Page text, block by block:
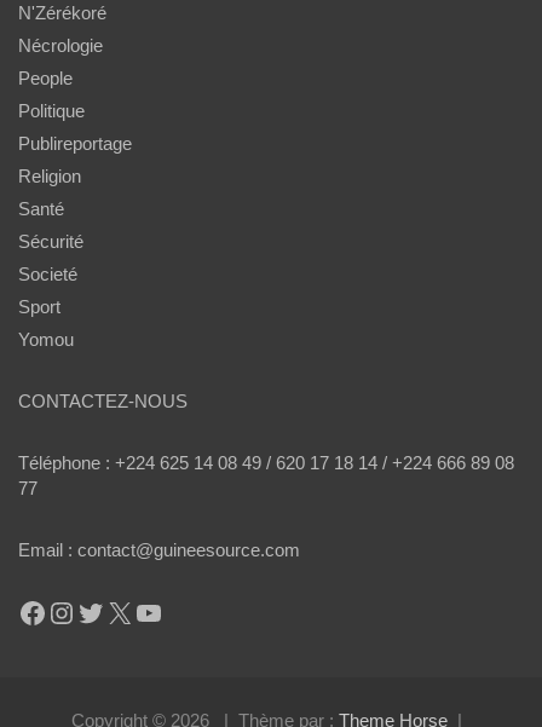
N'Zérékoré
Nécrologie
People
Politique
Publireportage
Religion
Santé
Sécurité
Societé
Sport
Yomou
CONTACTEZ-NOUS
Téléphone : +224 625 14 08 49 / 620 17 18 14 / +224 666 89 08
77
Email : contact@guineesource.com
Facebook
Instagram
Twitter
X YouTube
Copyright © 2026 Thème par : Theme Horse